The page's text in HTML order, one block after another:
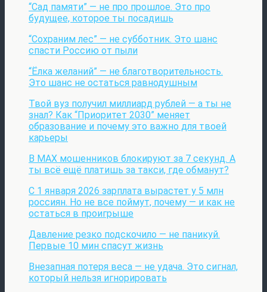
“Сад памяти” — не про прошлое. Это про
будущее, которое ты посадишь
“Сохраним лес” — не субботник. Это шанс
спасти Россию от пыли
“Ёлка желаний” — не благотворительность.
Это шанс не остаться равнодушным
Твой вуз получил миллиард рублей — а ты не
знал? Как “Приоритет 2030” меняет
образование и почему это важно для твоей
карьеры
В MAX мошенников блокируют за 7 секунд. А
ты всё ещё платишь за такси, где обманут?
С 1 января 2026 зарплата вырастет у 5 млн
россиян. Но не все поймут, почему — и как не
остаться в проигрыше
Давление резко подскочило — не паникуй.
Первые 10 мин спасут жизнь
Внезапная потеря веса — не удача. Это сигнал,
который нельзя игнорировать